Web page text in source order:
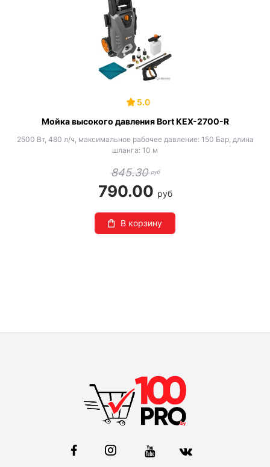
5.0
Мойка высокого давления Bort KEX-2700-R
2500 Вт, 480 л/ч, максимальное рабочее давление: 150 Бар, длина
шланга: 10 м
845.30руб
790.00 руб
В корзину